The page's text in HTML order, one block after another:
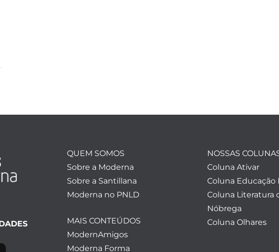
QUEM SOMOS
Sobre a Moderna
Sobre a Santillana
Moderna no PNLD
MAIS CONTEÚDOS
ModernAmigos
Moderna Forma
NOSSAS
Coluna Ativar
Coluna Educação
Coluna Literatura
Nóbrega
Coluna Olhares